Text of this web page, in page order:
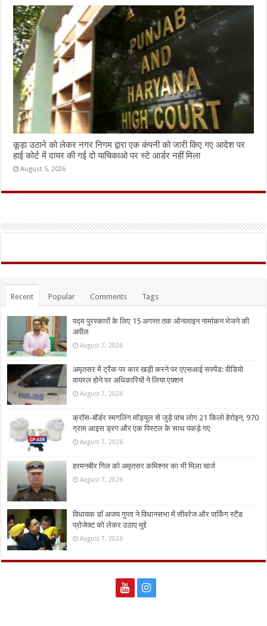
कूड़ा उठाने को लेकर नगर निगम द्वारा एक कंपनी को जारी किए गए आदेश पर
हाई कोर्ट में दायर की गई दो याचिकाओ पर स्टे आर्डर नहीं मिला
August 5, 2026
Recent Popular Comments Tags
पद्म पुरस्कारों के लिए 15 अगस्त तक ऑनलाइन नामांकन भेजने की
अपील
August 7, 2026
अमृतसर में ट्रैक पर कार खड़ी करने पर एएसआई सस्पेंड: वीडियो
वायरल होने पर अधिकारियों ने लिया एक्शन
August 7, 2026
क्रॉस-बॉर्डर स्मगलिंग मॉड्यूल से जुड़े पांच लोग 21 किलो हेरोइन, 970
ग्राम आइस ड्रग और एक पिस्टल के साथ पकड़े गए
August 7, 2026
हरमनबीर गिल को अमृतसर कमिश्नर का भी मिला चार्ज
August 7, 2026
विधायक डॉ अजय गुप्ता ने विधानसभा में सीवरेज और पार्किंग स्टैंड
प्रोजेक्ट को लेकर उठाए मुद्दे
August 7, 2026